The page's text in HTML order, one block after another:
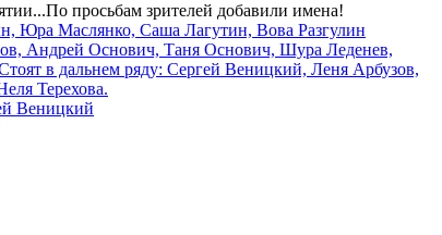
просьбам зрителей добавили имена!